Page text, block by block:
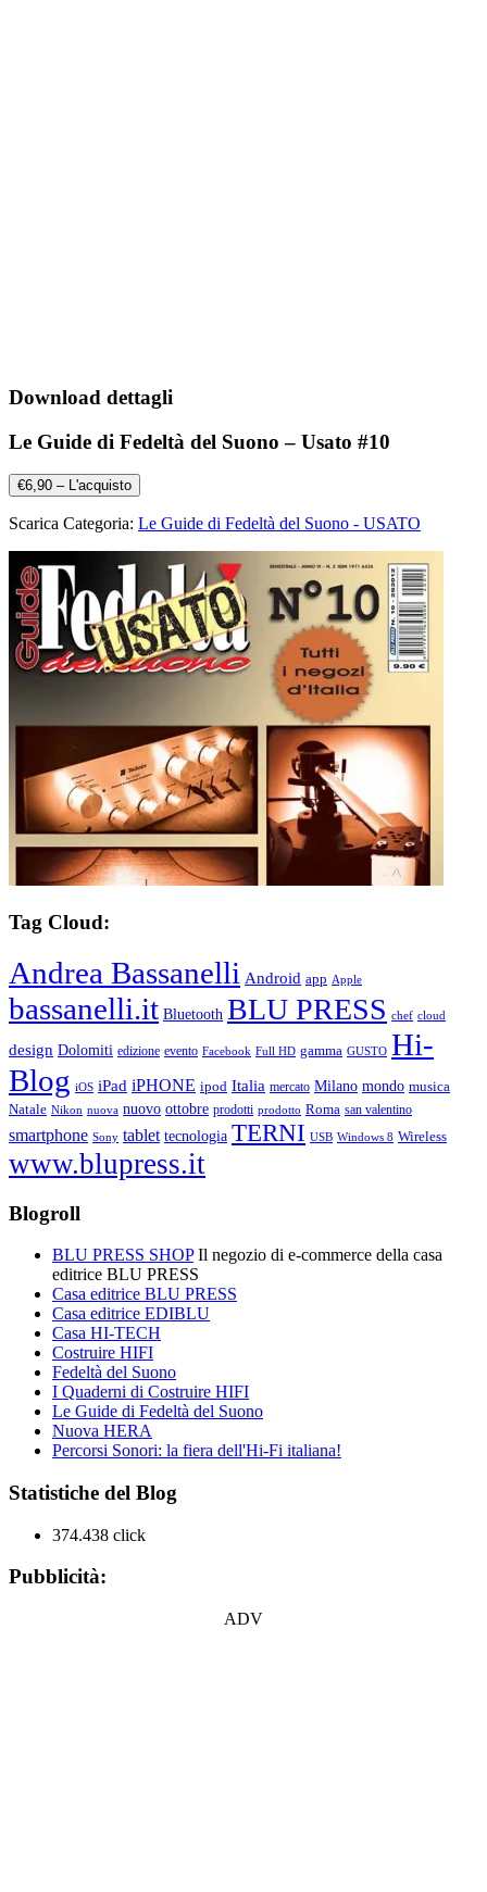
Download dettagli
Le Guide di Fedeltà del Suono – Usato #10
€6,90 – L'acquisto
Scarica Categoria: Le Guide di Fedeltà del Suono - USATO
Tag Cloud:
Andrea Bassanelli Android app Apple
bassanelli.it Bluetooth BLU PRESS chef cloud
design Dolomiti edizione evento Facebook Full HD gamma GUSTO Hi-
Blog iOS iPad iPHONE ipod Italia mercato Milano mondo musica
Natale Nikon nuova nuovo ottobre prodotti prodotto Roma san valentino
smartphone Sony tablet tecnologia TERNI USB Windows 8 Wireless
www.blupress.it
Blogroll
BLU PRESS SHOPIl negozio di e-commerce della casa
editrice BLU PRESS
Casa editrice BLU PRESS
Casa editrice EDIBLU
Casa HI-TECH
Costruire HIFI
Fedeltà del Suono
I Quaderni di Costruire HIFI
Le Guide di Fedeltà del Suono
Nuova HERA
Percorsi Sonori: la fiera dell'Hi-Fi italiana!
Statistiche del Blog
374.438 click
Pubblicità:
ADV